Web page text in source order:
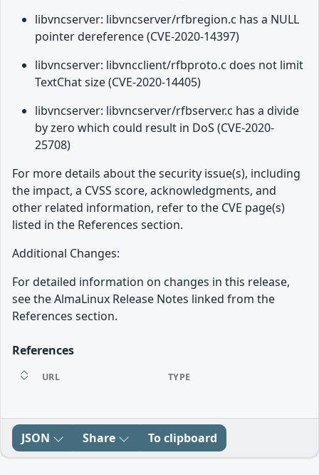
libvncserver: libvncserver/rfbregion.c has a NULL
pointer dereference (CVE-2020-14397)
libvncserver: libvncclient/rfbproto.c does not limit
TextChat size (CVE-2020-14405)
libvncserver: libvncserver/rfbserver.c has a divide
by zero which could result in DoS (CVE-2020-
25708)
For more details about the security issue(s), including
the impact, a CVSS score, acknowledgments, and
other related information, refer to the CVE page(s)
listed in the References section.
Additional Changes:
For detailed information on changes in this release,
see the AlmaLinux Release Notes linked from the
References section.
References
URL TYPE
JSON Share To clipboard